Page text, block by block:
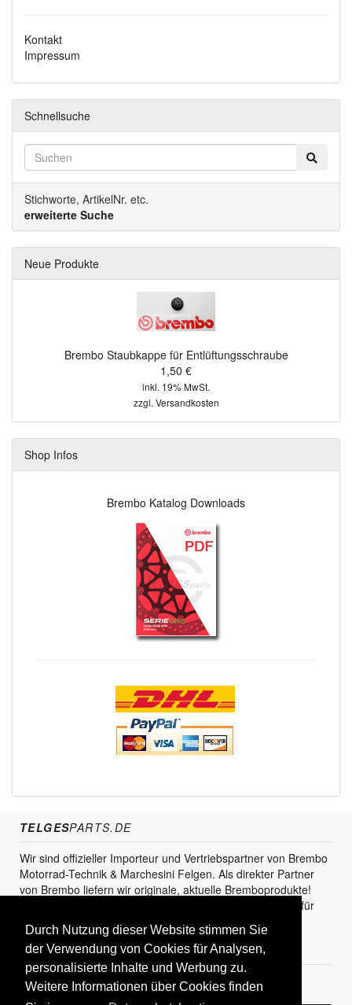
Durch Nutzung dieser Website stimmen Sie
der Verwendung von Cookies für Analysen,
personalisierte Inhalte und Werbung zu.
Weitere Informationen über Cookies finden
Kontakt
Impressum
Schnellsuche
Stichworte, ArtikelNr. etc.
erweiterte Suche
Neue Produkte
Brembo Staubkappe für Entlüftungsschraube
1,50 €
inkl. 19% MwSt.
zzgl. Versandkosten
Shop Infos
Brembo Katalog Downloads
TELGESPARTS.DE
Wir sind offizieller Importeur und Vertriebspartner von Brembo
Motorrad-Technik & Marchesini Felgen. Als direkter Partner
von Brembo liefern wir originale, aktuelle Bremboprodukte!
Unser Service steht sowohl für den Endkunden als auch für
KUNDENBEREICH
Registrieren